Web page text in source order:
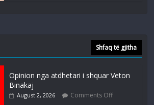
Shfaq të gjitha
Opinion nga atdhetari i shquar Veton
Binakaj
August 2, 2026 Comments Off